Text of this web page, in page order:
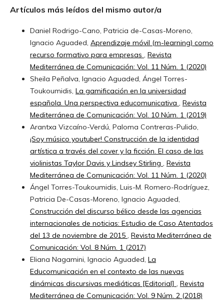
Artículos más leídos del mismo autor/a
Daniel Rodrigo-Cano, Patricia de-Casas-Moreno,
Ignacio Aguaded, Aprendizaje móvil (m-learning) como
recurso formativo para empresas , Revista
Mediterránea de Comunicación: Vol. 11 Núm. 1 (2020)
Sheila Peñalva, Ignacio Aguaded, Ángel Torres-
Toukoumidis, La gamificación en la universidad
española. Una perspectiva educomunicativa , Revista
Mediterránea de Comunicación: Vol. 10 Núm. 1 (2019)
Arantxa Vizcaíno-Verdú, Paloma Contreras-Pulido,
¡Soy músico youtuber! Construcción de la identidad
artística a través del cover y la ficción. El caso de las
violinistas Taylor Davis y Lindsey Stirling , Revista
Mediterránea de Comunicación: Vol. 11 Núm. 1 (2020)
Ángel Torres-Toukoumidis, Luis-M. Romero-Rodríguez,
Patricia De-Casas-Moreno, Ignacio Aguaded,
Construcción del discurso bélico desde las agencias
internacionales de noticias: Estudio de Caso Atentados
del 13 de noviembre de 2015 , Revista Mediterránea de
Comunicación: Vol. 8 Núm. 1 (2017)
Eliana Nagamini, Ignacio Aguaded, La
Educomunicación en el contexto de las nuevas
dinámicas discursivas mediáticas [Editorial] , Revista
Mediterránea de Comunicación: Vol. 9 Núm. 2 (2018)